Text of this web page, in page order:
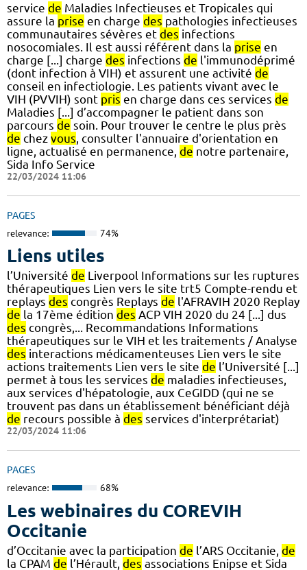
service de Maladies Infectieuses et Tropicales qui
assure la prise en charge des pathologies infectieuses
communautaires sévères et des infections
nosocomiales. Il est aussi référent dans la prise en
charge [...] charge des infections de l'immunodéprimé
(dont infection à VIH) et assurent une activité de
conseil en infectiologie. Les patients vivant avec le
VIH (PVVIH) sont pris en charge dans ces services de
Maladies [...] d’accompagner le patient dans son
parcours de soin. Pour trouver le centre le plus près
de chez vous , consulter l'annuaire d'orientation en
ligne, actualisé en permanence, de notre partenaire,
Sida Info Service
22/03/2024 11:06
PAGES
relevance: 74%
Liens utiles
l’Université de Liverpool Informations sur les ruptures
thérapeutiques Lien vers le site trt5 Compte-rendu et
replays des congrès Replays de l'AFRAVIH 2020 Replay
de la 17ème édition des ACP VIH 2020 du 24 [...] dus
des congrès,... Recommandations Informations
thérapeutiques sur le VIH et les traitements / Analyse
des interactions médicamenteuses Lien vers le site
actions traitements Lien vers le site de l’Université [...]
permet à tous les services de maladies infectieuses,
aux services d'hépatologie, aux CeGIDD (qui ne se
trouvent pas dans un établissement bénéficiant déjà
de recours possible à des services d'interprétariat)
22/03/2024 11:06
PAGES
relevance: 68%
Les webinaires du COREVIH
Occitanie
d’Occitanie avec la participation de l’ARS Occitanie, de
la CPAM de l’Hérault, des associations Enipse et Sida